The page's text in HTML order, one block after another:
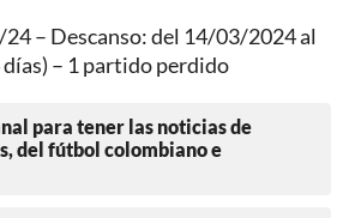
– Descanso: del 14/03/2024 al
– 1 partido perdido
para tener las noticias de
del fútbol colombiano e